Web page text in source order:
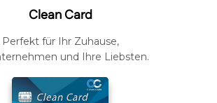
Clean Card
Perfekt für Ihr Zuhause,
und Ihre Liebsten.